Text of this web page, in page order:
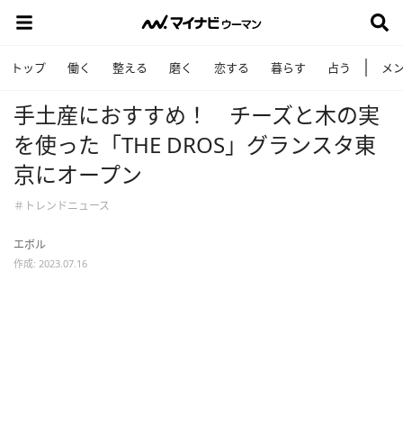
トップ 働く 整える 磨く 恋する 暮らす 占う メ
手土産におすすめ！ チーズと木の実
を使った「THE DROS」グランスタ東
京にオープン
＃トレンドニュース
エボル
作成: 2023.07.16